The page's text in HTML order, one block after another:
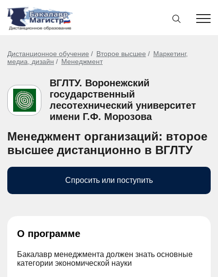
Дистанционное обучение Второе высшее
Маркетинг,
медиа, дизайн
Менеджмент
ВГЛТУ. Воронежский
государственный
лесотехнический университет
имени Г.Ф. Морозова
Менеджмент организаций: второе
высшее дистанционно в ВГЛТУ
Спросить или поступить
О программе
Бакалавр менеджмента должен знать основные
категории экономической науки